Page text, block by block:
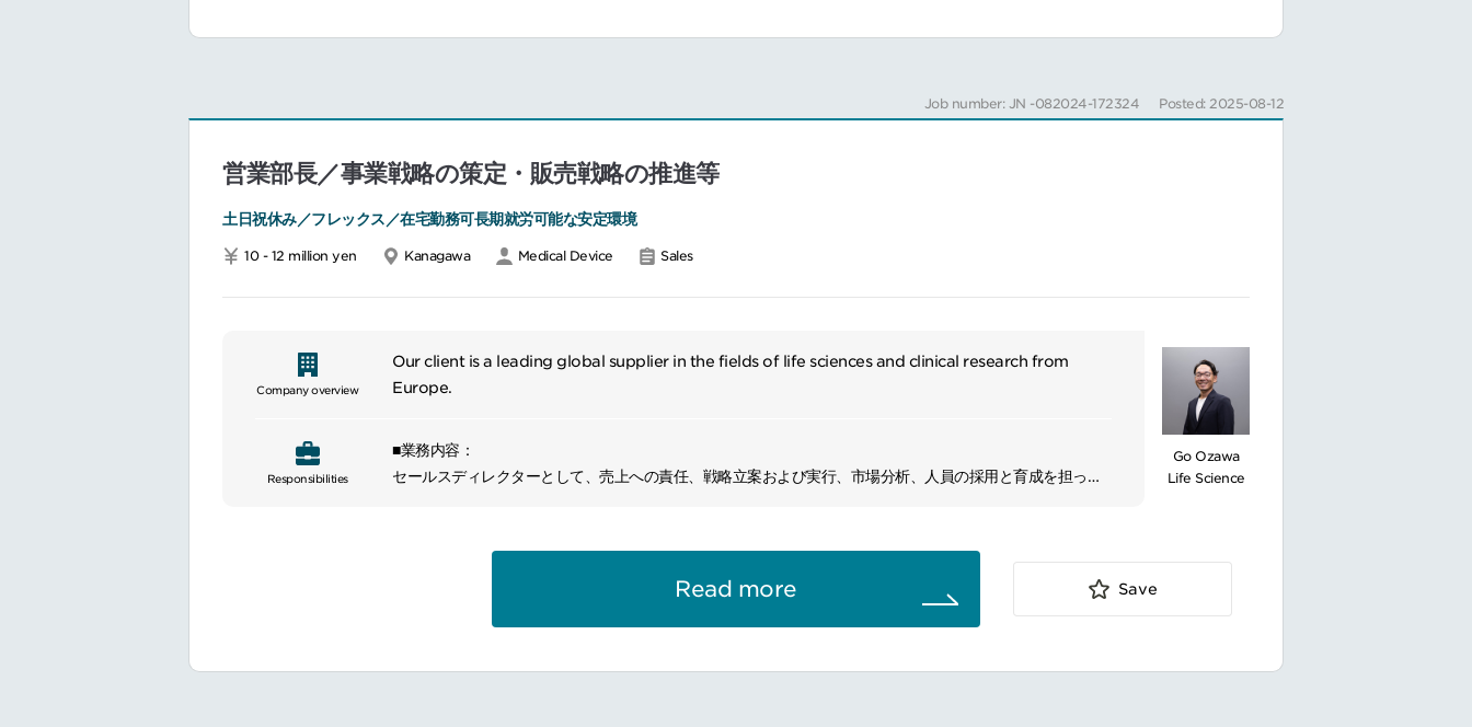
Job number: JN -082024-172324 Posted: 2025-08-12
営業部長／事業戦略の策定・販売戦略の推進等
土日祝休み／フレックス／在宅勤務可長期就労可能な安定環境
10 - 12 million yen Kanagawa Medical Device Sales
Company overview
Our client is a leading global supplier in the fields of life sciences and clinical research from
Europe.
Responsibilities
■業務内容：
セールスディレクターとして、売上への責任、戦略立案および実行、市場分析、人員の採用と育成を担って
■具体的な業務内容：
Go Ozawa
Life Science
Read more Save